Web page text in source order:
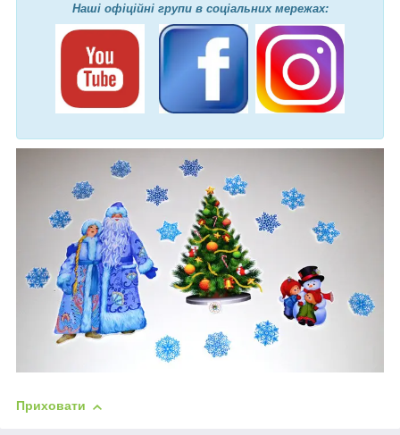
Наші офіційні групи в соціальних мережах:
Приховати